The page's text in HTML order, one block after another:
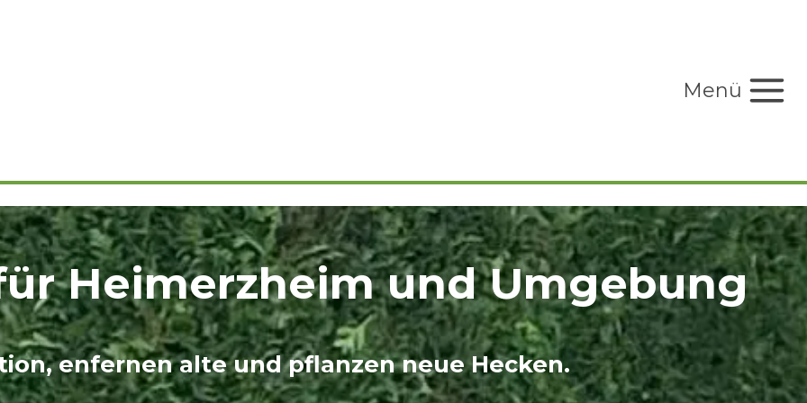
Menü
Heimerzheim und Umgebung
enfernen alte und pflanzen neue Hecken.